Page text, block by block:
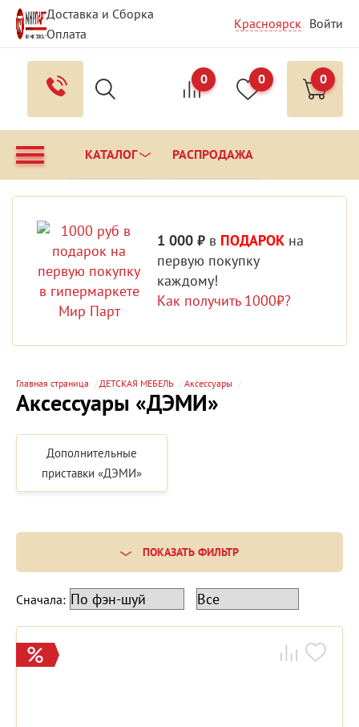
Доставка и Сборка
Оплата
Вопрос - Ответ
Контакты
Красноярск Войти
0 0 0
КАТАЛОГ РАСПРОДАЖА
1 000 ₽ в ПОДАРОК на
первую покупку
каждому!
Как получить 1000₽?
Главная страница ДЕТСКАЯ МЕБЕЛЬ Аксессуары
Аксессуары «ДЭМИ»
Дополнительные
приставки «ДЭМИ»
ПОКАЗАТЬ ФИЛЬТР
Сначала: